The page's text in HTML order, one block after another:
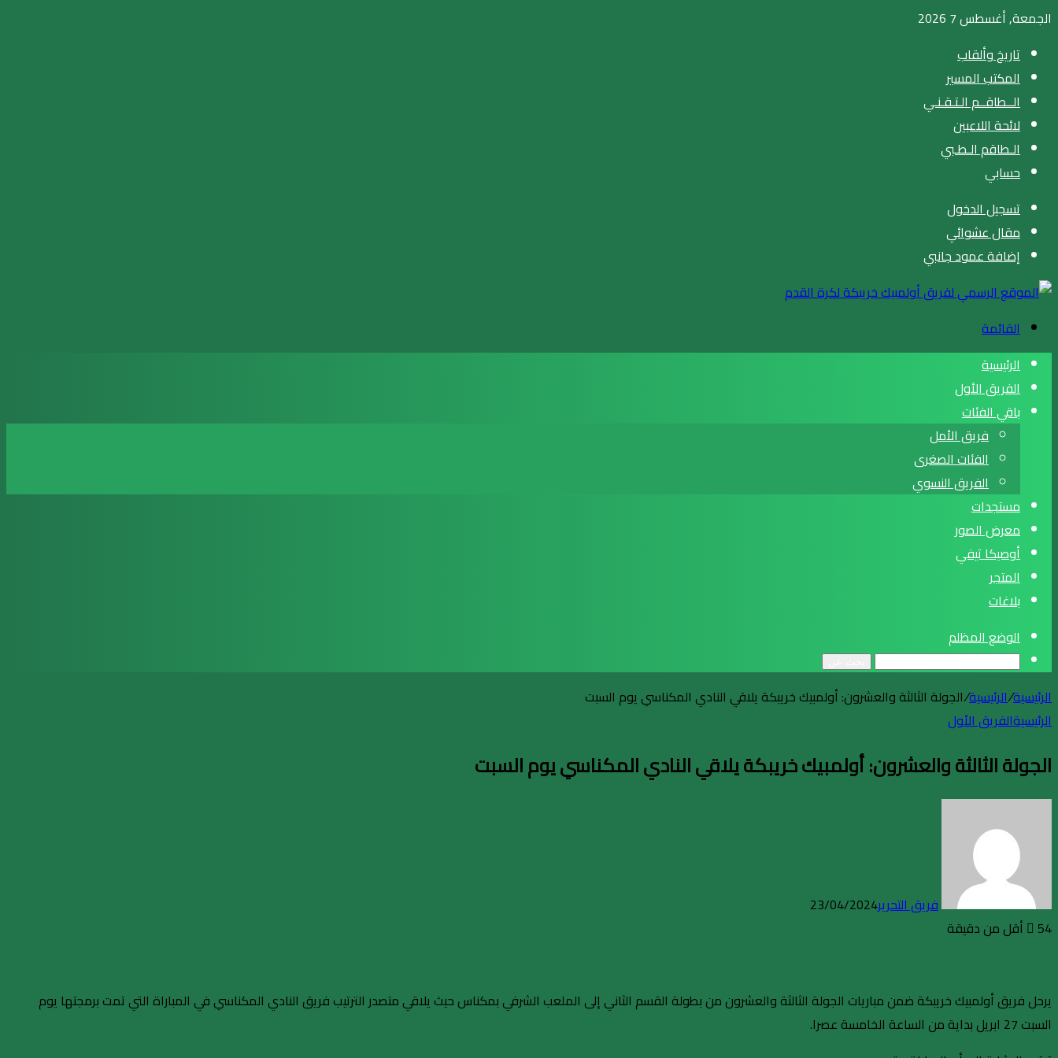
الجمعة, أغسطس 7 2026
تاريخ وألقاب
المكتب المسير
الــطاقــم الـتـقـنـي
لائحة اللاعبين
الـطاقم الـطـبي
حسابي
تسجيل الدخول
مقال عشوائي
إضافة عمود جانبي
القائمة
الرئيسية
الفريق الأول
باقي الفئات
فريق الأمل
الفئات الصغرى
الفريق النسوي
مستجدات
معرض الصور
أوصيكا تيفي
المتجر
بلاغات
الوضع المظلم
الرئيسية/الرئيسية/الجولة الثالثة والعشرون: أولمبيك خريبكة يلاقي النادي المكناسي يوم السبت
الرئيسيةالفريق الأول
الجولة الثالثة والعشرون: أولمبيك خريبكة يلاقي النادي المكناسي يوم السبت
فريق التحرير23/04/2024
54
أقل من دقيقة
يرحل فريق أولمبيك خريبكة ضمن مباريات الجولة الثالثة والعشرون من بطولة القسم الثاني إلى الملعب الشرفي بمكناس حيث يلاقي متصدر الترتيب فريق النادي المكناسي في المباراة التي تمت برمجتها يوم
السبت 27 ابريل بداية من الساعة الخامسة عصرا.